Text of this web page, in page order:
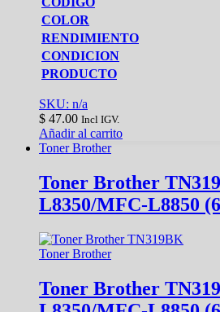
COLOR
RENDIMIENTO
CONDICION
PRODUCTO
SKU: n/a
$ 47.00 Incl IGV.
Añadir al carrito
Toner Brother
Toner Brother
L8350/MFC-L8850
Toner Brother
Toner Brother